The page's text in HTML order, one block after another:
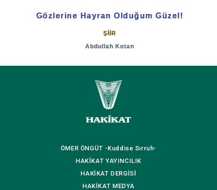
Gözlerine Hayran Olduğum Güzel!
ŞİİR
Abdullah Kotan
ÖMER ÖNGÜT -Kuddise Sırruh-
HAKİKAT YAYINCILIK
HAKİKAT DERGİSİ
HAKİKAT MEDYA